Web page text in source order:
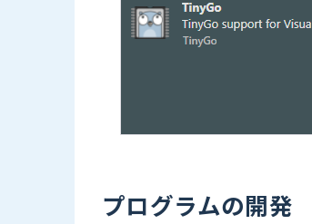
プログラムの開発